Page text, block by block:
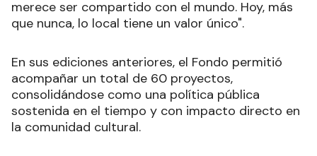
merece ser compartido con el mundo. Hoy, más
que nunca, lo local tiene un valor único".
En sus ediciones anteriores, el Fondo permitió
acompañar un total de 60 proyectos,
consolidándose como una política pública
sostenida en el tiempo y con impacto directo en
la comunidad cultural.